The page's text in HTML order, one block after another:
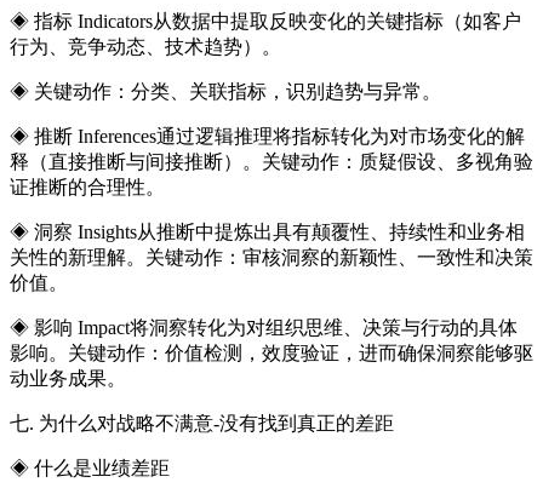
◈ 指标 Indicators从数据中提取反映变化的关键指标（如客户
行为、竞争动态、技术趋势）。
◈ 关键动作：分类、关联指标，识别趋势与异常。
◈ 推断 Inferences通过逻辑推理将指标转化为对市场变化的解
释（直接推断与间接推断）。关键动作：质疑假设、多视角验
证推断的合理性。
◈ 洞察 Insights从推断中提炼出具有颠覆性、持续性和业务相
关性的新理解。关键动作：审核洞察的新颖性、一致性和决策
价值。
◈ 影响 Impact将洞察转化为对组织思维、决策与行动的具体
影响。关键动作：价值检测，效度验证，进而确保洞察能够驱
动业务成果。
七. 为什么对战略不满意-没有找到真正的差距
◈ 什么是业绩差距